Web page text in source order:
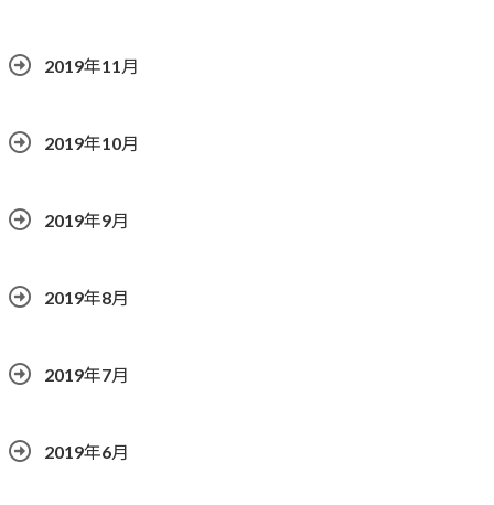
2019年11月
2019年10月
2019年9月
2019年8月
2019年7月
2019年6月